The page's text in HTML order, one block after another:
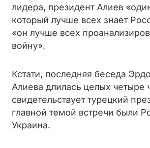
лидера, президент Алиев
который лучше всех знает
«он лучше всех
войну».
Кстати, последняя беседа
Алиева длилась целых четыре
свидетельствует турецкий
главной темой встречи были
Украина.